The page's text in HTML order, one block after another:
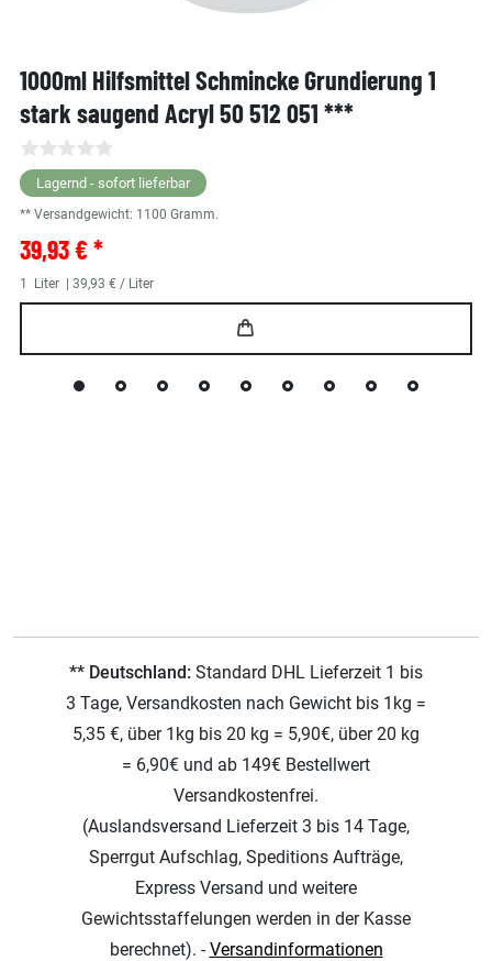
1000ml Hilfsmittel Schmincke Grundierung 1
stark saugend Acryl 50 512 051 ***
Lagernd - sofort lieferbar
** Versandgewicht: 1100 Gramm.
39,93 € *
1 Liter | 39,93 € / Liter
** Deutschland: Standard DHL Lieferzeit 1 bis
3 Tage, Versandkosten nach Gewicht bis 1kg =
5,35 €, über 1kg bis 20 kg = 5,90€, über 20 kg
= 6,90€ und ab 149€ Bestellwert
Versandkostenfrei.
(Auslandsversand Lieferzeit 3 bis 14 Tage,
Sperrgut Aufschlag, Speditions Aufträge,
Express Versand und weitere
Gewichtsstaffelungen werden in der Kasse
berechnet). -Versandinformationen